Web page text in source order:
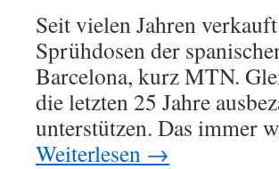
Seit vielen Jahren
Sprühdosen der
Barcelona, kurz MTN.
die letzten 25 Jahre
unterstützen. Das immer
Weiterlesen →